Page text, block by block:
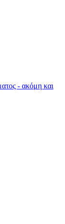
- ακόμη και